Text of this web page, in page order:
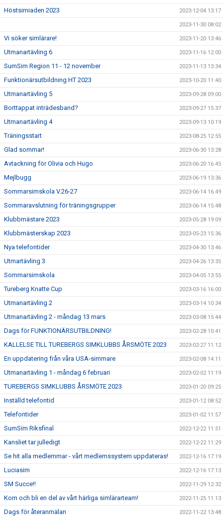
Höstsimiaden 2023 2023-12-04 13:17
2023-11-30 08:02
Vi söker simlärare! 2023-11-20 13:46
Utmanartävling 6 2023-11-16 12:00
SumSim Region 11 - 12 november 2023-11-13 13:34
Funktionärsutbildning HT 2023 2023-10-20 11:40
Utmanartävling 5 2023-09-28 09:00
Borttappat inträdesband? 2023-09-27 15:37
Utmanartävling 4 2023-09-13 10:19
Träningsstart 2023-08-25 12:55
Glad sommar! 2023-06-30 13:28
Avtackning för Olivia och Hugo 2023-06-20 16:45
Mejlbugg 2023-06-19 13:36
Sommarsimskola V.26-27 2023-06-14 16:49
Sommaravslutning för träningsgrupper 2023-06-14 15:48
Klubbmästare 2023 2023-05-28 19:09
Klubbmästerskap 2023 2023-05-23 15:36
Nya telefontider 2023-04-30 13:46
Utmartävling 3 2023-04-26 13:35
Sommarsimskola 2023-04-05 13:55
Tureberg Knatte Cup 2023-03-16 16:00
Utmanartävling 2 2023-03-14 10:34
Utmanartävling 2 - måndag 13 mars 2023-03-08 15:44
Dags för FUNKTIONÄRSUTBILDNING! 2023-02-28 10:41
KALLELSE TILL TUREBERGS SIMKLUBBS ÅRSMÖTE 2023 2023-02-27 11:12
En uppdatering från våra USA-simmare 2023-02-08 14:11
Utmanartävling 1 - måndag 6 februari 2023-02-02 11:19
TUREBERGS SIMKLUBBS ÅRSMÖTE 2023 2023-01-20 09:25
Inställd telefontid 2023-01-12 08:52
Telefontider 2023-01-02 11:57
SumSim Riksfinal 2022-12-22 11:51
Kansliet tar julledigt 2022-12-22 11:29
Se hit alla medlemmar - vårt medlemssystem uppdateras! 2022-12-16 17:19
Luciasim 2022-12-16 17:13
SM Succe!! 2022-11-29 12:32
Kom och bli en del av vårt härliga simlärarteam! 2022-11-25 11:13
Dags för återanmälan 2022-11-22 13:48